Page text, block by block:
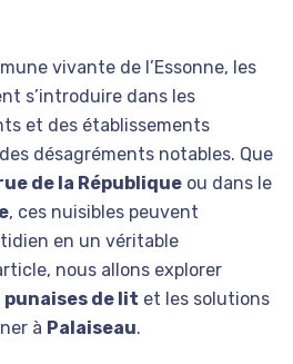
vivante de l’Essonne, les
s’introduire dans les
et des établissements
désagréments notables. Que
de la République ou dans le
, ces nuisibles peuvent
en un véritable
nous allons explorer
punaises de lit et les solutions
à Palaiseau.